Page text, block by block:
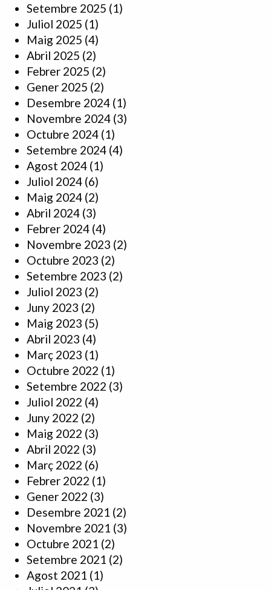
Setembre 2025 (1)
Juliol 2025 (1)
Maig 2025 (4)
Abril 2025 (2)
Febrer 2025 (2)
Gener 2025 (2)
Desembre 2024 (1)
Novembre 2024 (3)
Octubre 2024 (1)
Setembre 2024 (4)
Agost 2024 (1)
Juliol 2024 (6)
Maig 2024 (2)
Abril 2024 (3)
Febrer 2024 (4)
Novembre 2023 (2)
Octubre 2023 (2)
Setembre 2023 (2)
Juliol 2023 (2)
Juny 2023 (2)
Maig 2023 (5)
Abril 2023 (4)
Març 2023 (1)
Octubre 2022 (1)
Setembre 2022 (3)
Juliol 2022 (4)
Juny 2022 (2)
Maig 2022 (3)
Abril 2022 (3)
Març 2022 (6)
Febrer 2022 (1)
Gener 2022 (3)
Desembre 2021 (2)
Novembre 2021 (3)
Octubre 2021 (2)
Setembre 2021 (2)
Agost 2021 (1)